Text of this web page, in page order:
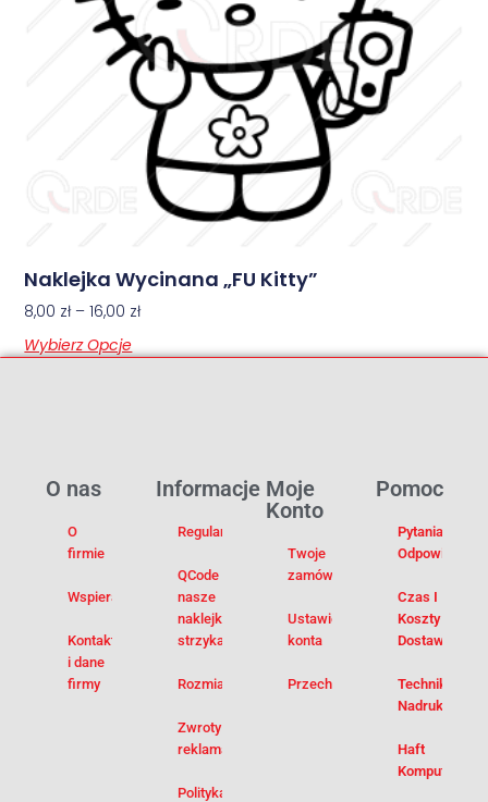
Naklejka Wycinana „FU Kitty”
8,00 zł – 16,00 zł
Wybierz Opcje
Pomoc
Pytania I
Odpowiedzi
Czas I
Koszty
Dostawy
Techniki
Nadruku
Haft
Komputerowy
Moje
Konto
Twoje
zamówienia
Ustawienia
konta
Przechowalnia
Informacje
Regulamin
QCode –
nasze
naklejki na
strzykawki
Rozmiarówka
Zwroty i
reklamacje
Polityka
O nas
O
firmie
Wspieramy
Kontakt
i dane
firmy